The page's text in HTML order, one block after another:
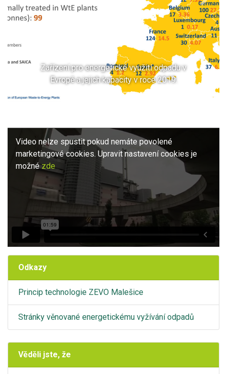
Zařízení pro energetické využití odpadu v
Evropě a jejich kapacity v roce 2019.
Previous Next
Video nelze spustit pokud nemáte povolené
marketingové cookies. Upravit nastavení cookies je
možnézde
Odkazy
Princip technologie ZEVO Malešice
Stránky věnované energetickému vyžívání odpadů
Věděli jste, že